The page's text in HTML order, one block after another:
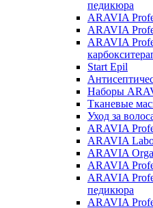
педикюра
ARAVIA
ARAVIA
ARAVIA
Start Epil
Наборы
Тканевые
Уход за
ARAVIA
ARAVIA
ARAVIA
ARAVIA
ARAVIA
педикюра
ARAVIA